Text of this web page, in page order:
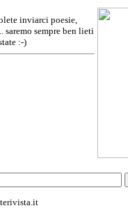
inviarci poesie,
sempre ben lieti
:-)